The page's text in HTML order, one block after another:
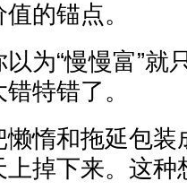
的锚点。
为“慢慢富”就
特错了。
懒惰和拖延包
上掉下来。这